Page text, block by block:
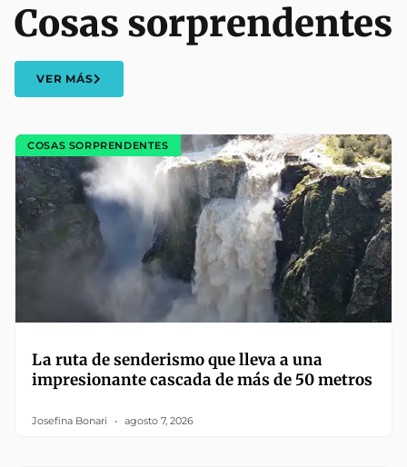
Cosas sorprendentes
VER MÁS
COSAS SORPRENDENTES
La ruta de senderismo que lleva a una
impresionante cascada de más de 50 metros
Josefina Bonari agosto 7, 2026